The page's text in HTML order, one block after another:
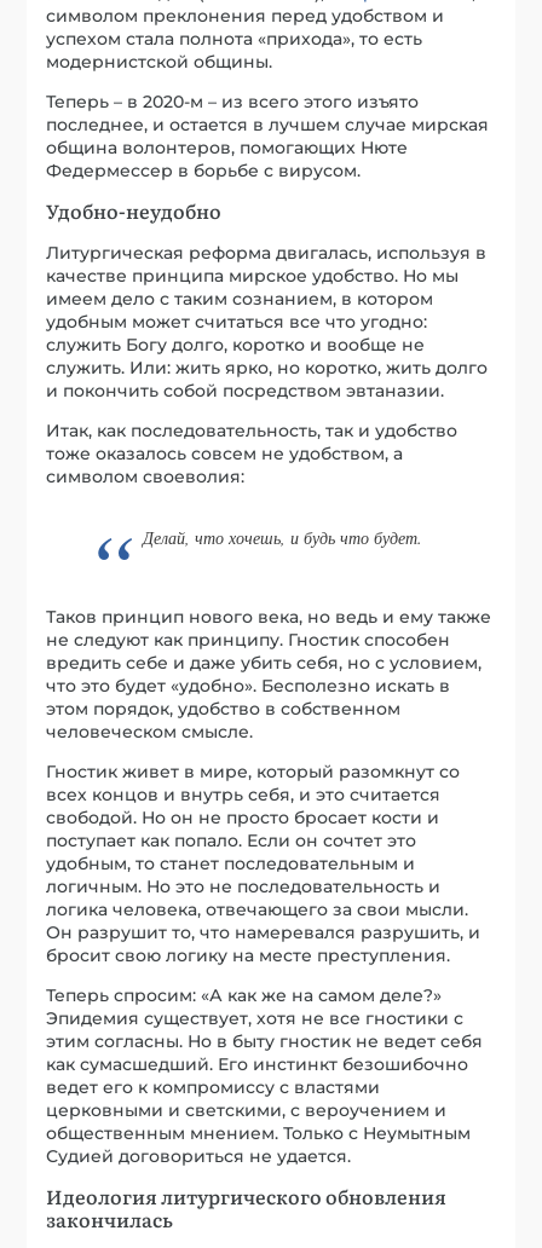
символом преклонения перед удобством и
успехом стала полнота «прихода», то есть
модернистской общины.
Теперь – в 2020-м – из всего этого изъято
последнее, и остается в лучшем случае мирская
община волонтеров, помогающих Нюте
Федермессер в борьбе с вирусом.
Удобно-неудобно
Литургическая реформа двигалась, используя в
качестве принципа мирское удобство. Но мы
имеем дело с таким сознанием, в котором
удобным может считаться все что угодно:
служить Богу долго, коротко и вообще не
служить. Или: жить ярко, но коротко, жить долго
и покончить собой посредством эвтаназии.
Итак, как последовательность, так и удобство
тоже оказалось совсем не удобством, а
символом своеволия:
Делай, что хочешь, и будь что будет.
Таков принцип нового века, но ведь и ему также
не следуют как принципу. Гностик способен
вредить себе и даже убить себя, но с условием,
что это будет «удобно». Бесполезно искать в
этом порядок, удобство в собственном
человеческом смысле.
Гностик живет в мире, который разомкнут со
всех концов и внутрь себя, и это считается
свободой. Но он не просто бросает кости и
поступает как попало. Если он сочтет это
удобным, то станет последовательным и
логичным. Но это не последовательность и
логика человека, отвечающего за свои мысли.
Он разрушит то, что намеревался разрушить, и
бросит свою логику на месте преступления.
Теперь спросим: «А как же на самом деле?»
Эпидемия существует, хотя не все гностики с
этим согласны. Но в быту гностик не ведет себя
как сумасшедший. Его инстинкт безошибочно
ведет его к компромиссу с властями
церковными и светскими, с вероучением и
общественным мнением. Только с Неумытным
Судией договориться не удается.
Идеология литургического обновления
закончилась